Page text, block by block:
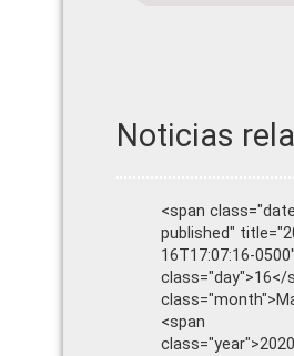
Noticias
<span
published"
16T17:07:16-
class="day">16</
<span